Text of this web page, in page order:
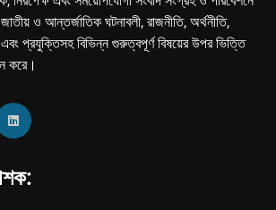
ও আন্তর্জাতিক ঘটনাবলী, রাজনীতি, অর্থনীতি,
এবং প্রযুক্তিসহ বিভিন্ন গুরুত্বপূর্ণ বিষয়ের উপর ভিত্তি
করে।